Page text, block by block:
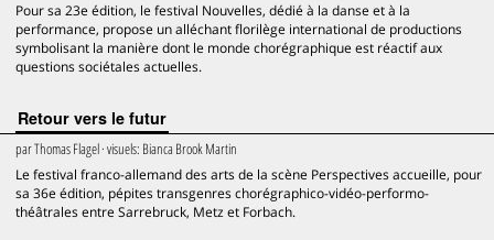
Pour sa 23e édition, le festival Nouvelles, dédié à la danse et à la
performance, propose un alléchant florilège international de productions
symbolisant la manière dont le monde chorégraphique est réactif aux
questions sociétales actuelles.
Retour vers le futur
parThomas Flagel· visuels: Bianca Brook Martin
Le festival franco-allemand des arts de la scène Perspectives accueille, pour
sa 36e édition, pépites transgenres chorégraphico-vidéo-performo-
théâtrales entre Sarrebruck, Metz et Forbach.